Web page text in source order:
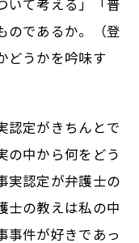
いて考える」「普
のであるか。（登
どうかを吟味す
認定がきちんとで
の中から何をどう
実認定が弁護士の
士の教えは私の中
事件が好きであっ